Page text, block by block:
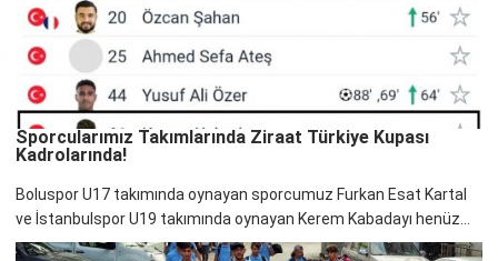
Sporcularımız Takımlarında Ziraat Türkiye Kupası
Kadrolarında!
Boluspor U17 takımında oynayan sporcumuz Furkan Esat Kartal
ve İstanbulspor U19 takımında oynayan Kerem Kabadayı henüz...